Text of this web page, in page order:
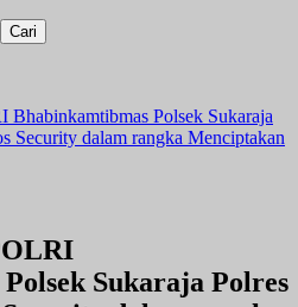
Bhabinkamtibmas Polsek Sukaraja
Security dalam rangka Menciptakan
Sukaraja Polres